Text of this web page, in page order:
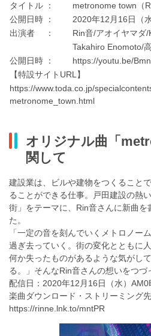
タイトル ：
metronome town（
公開日時 ：
2020年12月16日（
出演者 ：
Rin音/アオイヤマダ/
Takahiro Enomoto/
公開日時 ：
https://youtu.be/
【特設サイトURL】
https://www.toda.co.jp/
metronome_town.html
オリジナル曲「
関して
建設業は、ビルや建物をつくること
ることができる仕事。戸田建設の熱
街」をテーマに、Rin音さんに新曲を
た。​
「一定の音を刻んでいくメトロノー
過ぎ去っていく。街の変化とともに
何か失ったものがあるような気がし
る。」​そんなRin音さんの想いをつづ
配信日：2020年12月16日（水）AM0
楽曲ダウンロード・ストリーミング
https://rinne.lnk.to/mntPR